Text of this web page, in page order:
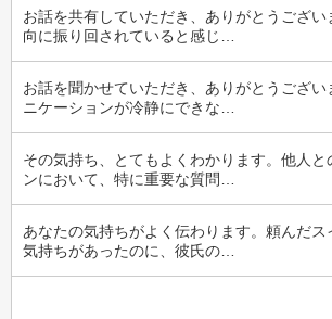
お話を共有していただき、ありがとうござ
向に振り回されていると感じ…
お話を聞かせていただき、ありがとうござい
ニケーションが冷静にできな…
その気持ち、とてもよくわかります。他人と
ンにおいて、特に重要な質問…
あなたの気持ちがよく伝わります。頼んだ
気持ちがあったのに、彼氏の…